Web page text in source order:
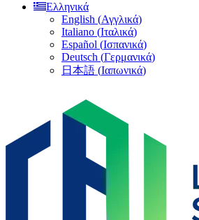
Ελληνικά
English (Αγγλικά)
Italiano (Ιταλικά)
Español (Ισπανικά)
Deutsch (Γερμανικά)
日本語 (Ιαπωνικά)